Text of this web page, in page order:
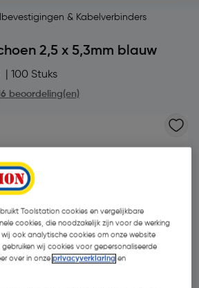
& Kabelverbinders
2,5 x 5,3mm blauw
| 100 Stuks
beoordeling(en)
- 30 %
Toolstation cookies en vergelijkbare
cookies, die noodzakelijk zijn voor de werking
ook analytische cookies om onze website
wij cookies voor gepersonaliseerde
over in onzeprivacyverklaring en